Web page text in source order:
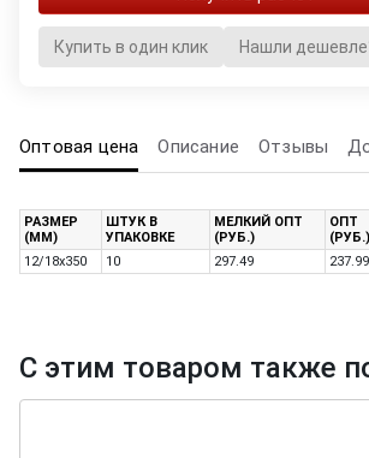
Купить в один клик Нашли
Оптовая цена Описание Отзывы
РАЗМЕР
(ММ)
ШТУК В
УПАКОВКЕ
МЕЛКИЙ ОПТ
(РУБ.)
ОПТ
(РУБ.)
12/18x350
10 297.49 237.99
С этим товаром также